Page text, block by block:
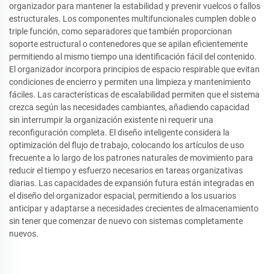
organizador para mantener la estabilidad y prevenir vuelcos o fallos
estructurales. Los componentes multifuncionales cumplen doble o
triple función, como separadores que también proporcionan
soporte estructural o contenedores que se apilan eficientemente
permitiendo al mismo tiempo una identificación fácil del contenido.
El organizador incorpora principios de espacio respirable que evitan
condiciones de encierro y permiten una limpieza y mantenimiento
fáciles. Las características de escalabilidad permiten que el sistema
crezca según las necesidades cambiantes, añadiendo capacidad
sin interrumpir la organización existente ni requerir una
reconfiguración completa. El diseño inteligente considera la
optimización del flujo de trabajo, colocando los artículos de uso
frecuente a lo largo de los patrones naturales de movimiento para
reducir el tiempo y esfuerzo necesarios en tareas organizativas
diarias. Las capacidades de expansión futura están integradas en
el diseño del organizador espacial, permitiendo a los usuarios
anticipar y adaptarse a necesidades crecientes de almacenamiento
sin tener que comenzar de nuevo con sistemas completamente
nuevos.